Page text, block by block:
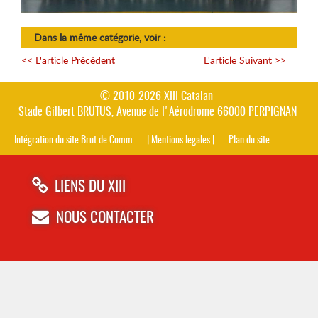
Dans la même catégorie, voir :
<< L'article Précédent
L'article Suivant >>
© 2010-2026 XIII Catalan
Stade Gilbert BRUTUS, Avenue de l'Aérodrome 66000 PERPIGNAN
Intégration du site Brut de Comm | Mentions legales | Plan du site
LIENS DU XIII
NOUS CONTACTER